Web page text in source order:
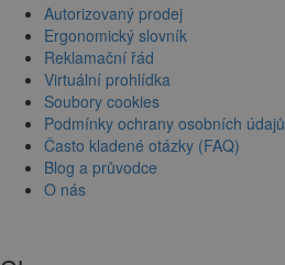
Autorizovaný prodej
Ergonomický slovník
Reklamační řád
Virtuální prohlídka
Soubory cookies
Podmínky ochrany osobních údajů
Často kladené otázky (FAQ)
Blog a průvodce
O nás